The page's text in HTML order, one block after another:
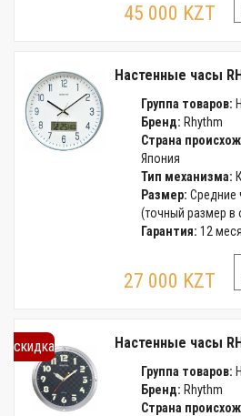
45 000 KZT
Настенные часы
Группа товаров:
Бренд: Rhythm
Страна
Япония
Тип механизма:
Размер: Средние
(точный размер в
Гарантия: 12
27 000 KZT
скидка Настенные часы
Группа товаров:
Бренд: Rhythm
Страна